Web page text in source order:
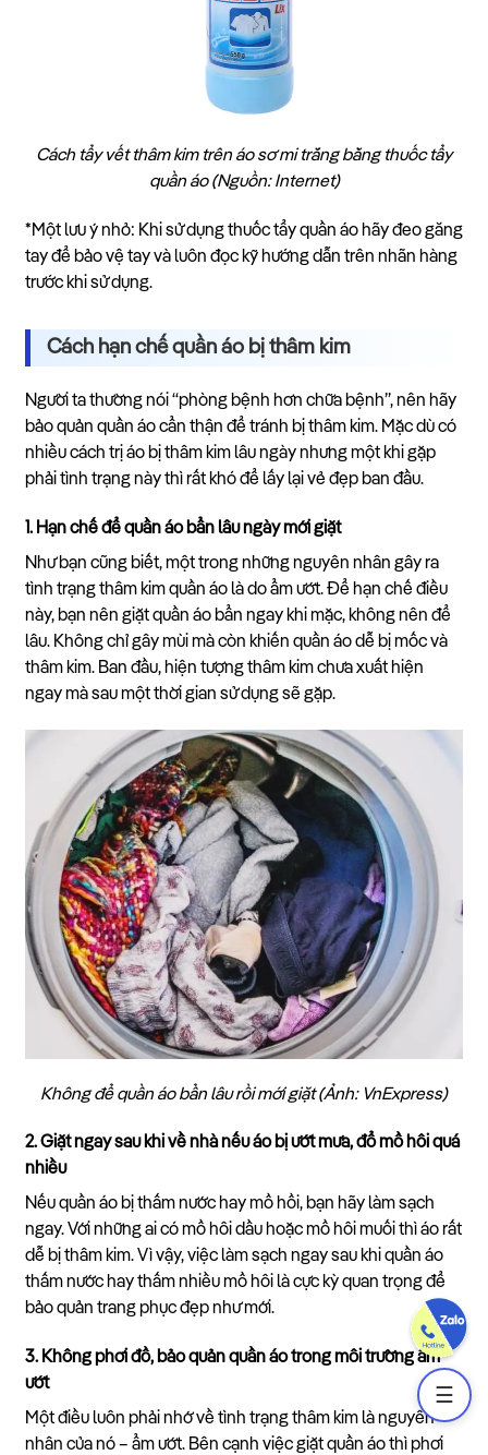
Cách tẩy vết thâm kim trên áo sơ mi trắng bằng thuốc tẩy
quần áo(Nguồn: Internet)
*Một lưu ý nhỏ: Khi sử dụng thuốc tẩy quần áo hãy đeo găng
tay để bảo vệ tay và luôn đọc kỹ hướng dẫn trên nhãn hàng
trước khi sử dụng.
Cách hạn chế quần áo bị thâm kim
Người ta thường nói “phòng bệnh hơn chữa bệnh”, nên hãy
bảo quản quần áo cẩn thận để tránh bị thâm kim. Mặc dù có
nhiều cách trị áo bị thâm kim lâu ngày nhưng một khi gặp
phải tình trạng này thì rất khó để lấy lại vẻ đẹp ban đầu.
1. Hạn chế để quần áo bẩn lâu ngày mới giặt
Như bạn cũng biết, một trong những nguyên nhân gây ra
tình trạng thâm kim quần áo là do ẩm ướt. Để hạn chế điều
này, bạn nên giặt quần áo bẩn ngay khi mặc, không nên để
lâu. Không chỉ gây mùi mà còn khiến quần áo dễ bị mốc và
thâm kim. Ban đầu, hiện tượng thâm kim chưa xuất hiện
ngay mà sau một thời gian sử dụng sẽ gặp.
Không để quần áo bẩn lâu rồi mới giặt (Ảnh: VnExpress)
2. Giặt ngay sau khi về nhà nếu áo bị ướt mưa, đổ mồ hôi quá
nhiều
Nếu quần áo bị thấm nước hay mồ hồi, bạn hãy làm sạch
ngay. Với những ai có mồ hôi dầu hoặc mồ hôi muối thì áo rất
dễ bị thâm kim. Vì vậy, việc làm sạch ngay sau khi quần áo
thấm nước hay thấm nhiều mồ hôi là cực kỳ quan trọng để
bảo quản trang phục đẹp như mới.
3. Không phơi đồ, bảo quản quần áo trong môi trường ẩm
ướt
Một điều luôn phải nhớ về tình trạng thâm kim là nguyên
nhân của nó – ẩm ướt. Bên cạnh việc giặt quần áo thì phơi
☰